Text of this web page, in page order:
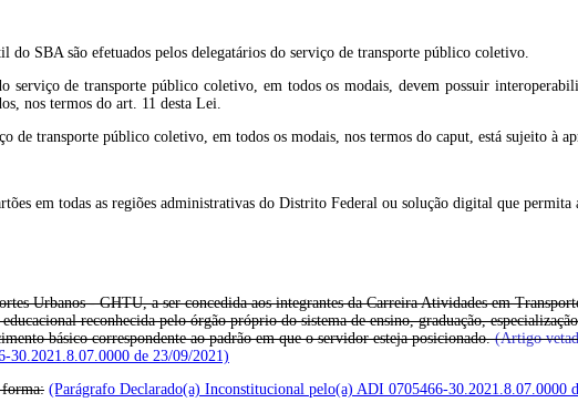
SBA são efetuados pelos delegatários do serviço de transporte público coletivo.
serviço de transporte público coletivo, em todos os modais, devem possuir
nos termos do art. 11 desta Lei.
de transporte público coletivo, em todos os modais, nos termos do caput, está sujeito à
em todas as regiões administrativas do Distrito Federal ou solução digital que permita
Urbanos - GHTU, a ser concedida aos integrantes da Carreira Atividades em
reconhecida pelo órgão próprio do sistema de ensino, graduação,
básico correspondente ao padrão em que o servidor esteja posicionado.(Artigo
30.2021.8.07.0000 de 23/09/2021)
forma: (Parágrafo Declarado(a) Inconstitucional pelo(a) ADI 0705466-30.2021.8.07.0000